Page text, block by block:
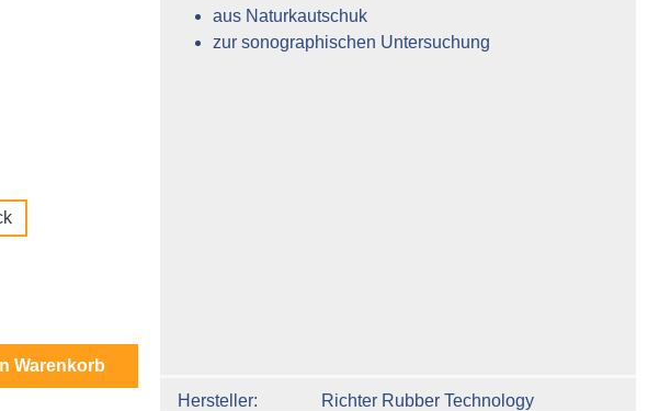
Warenkorb
aus Naturkautschuk
zur sonographischen Untersuchung
Hersteller
Richter Rubber Technology